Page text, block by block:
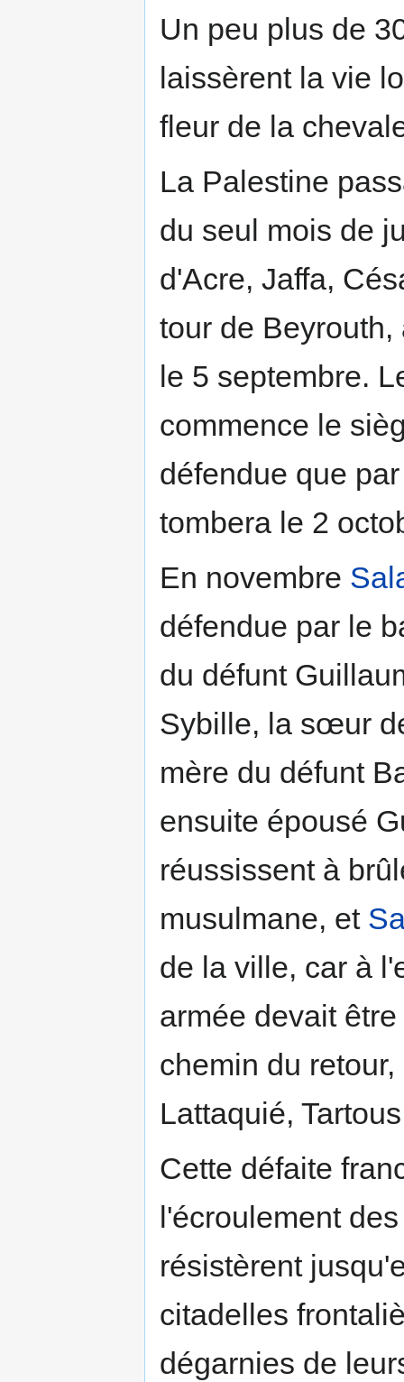
Un peu plus de
laissèrent la vie
fleur de la
La Palestine
du seul mois de
d'Acre, Jaffa,
tour de
le 5 septembre.
commence le
défendue que
tombera le 2
En novembre
défendue par le
du défunt
Sybille, la sœur
mère du défunt
ensuite épousé
réussissent à
musulmane, et
de la ville, car à
armée devait
chemin du
Lattaquié,
Cette défaite
l'écroulement
résistèrent
citadelles
dégarnies de